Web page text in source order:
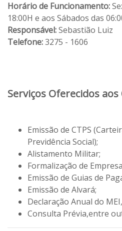
Horário de Funcionamento:
18:00H e aos Sábados das
Responsável:Sebastião Luiz
Telefone:3275 - 1606
Serviços Oferecidos aos
Emissão de CTPS
Previdência Social);
Alistamento Militar;
Formalização de
Emissão de Guias de
Emissão de Alvará;
Declaração Anual do MEI,
Consulta Prévia,entre